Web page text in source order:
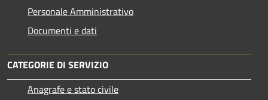
Personale Amministrativo
Documenti e dati
CATEGORIE DI SERVIZIO
Anagrafe e stato civile